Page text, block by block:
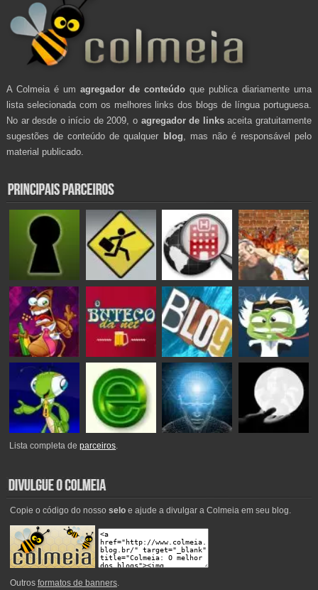
A Colmeia é um agregador de conteúdo que publica diariamente uma
lista selecionada com os melhores links dos blogs de língua portuguesa.
No ar desde o início de 2009, o agregador de linksaceita gratuitamente
sugestões de conteúdo de qualquer blog , mas não é responsável pelo
material publicado.
Lista completa deparceiros.
Copie o código do nosso seloe ajude a divulgar a Colmeia em seu blog.
Outros formatos de banners.